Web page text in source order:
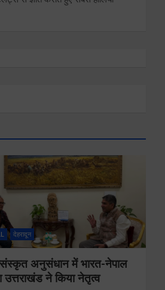
देहरादून
अनुसंधान में भारत-नेपाल
उत्तराखंड ने किया नेतृत्व